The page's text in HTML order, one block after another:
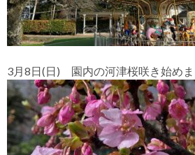
3月8日(日) 園内の河津桜咲き始めま